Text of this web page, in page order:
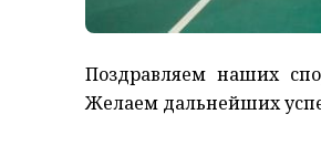
Поздравляем наших
Желаем дальнейших